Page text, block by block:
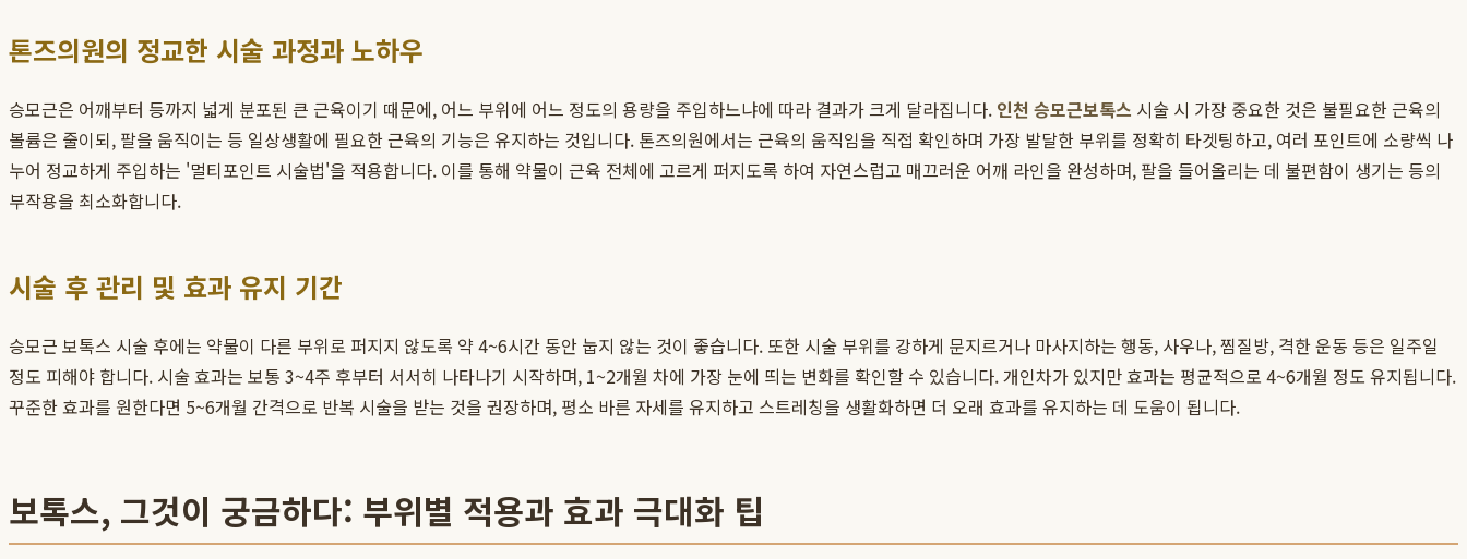
톤즈의원의 정교한 시술 과정과 노하우
승모근은 어깨부터 등까지 넓게 분포된 큰 근육이기 때문에, 어느 부위에 어느 정도의 용량을 주입하느냐에 따라 결과가 크게 달라집니다. 인천 승모근보톡스 시술 시 가장 중요한 것은 불필요한 근육의
볼륨은 줄이되, 팔을 움직이는 등 일상생활에 필요한 근육의 기능은 유지하는 것입니다. 톤즈의원에서는 근육의 움직임을 직접 확인하며 가장 발달한 부위를 정확히 타겟팅하고, 여러 포인트에 소량씩 나
누어 정교하게 주입하는 '멀티포인트 시술법'을 적용합니다. 이를 통해 약물이 근육 전체에 고르게 퍼지도록 하여 자연스럽고 매끄러운 어깨 라인을 완성하며, 팔을 들어올리는 데 불편함이 생기는 등의
부작용을 최소화합니다.
시술 후 관리 및 효과 유지 기간
승모근 보톡스 시술 후에는 약물이 다른 부위로 퍼지지 않도록 약 4~6시간 동안 눕지 않는 것이 좋습니다. 또한 시술 부위를 강하게 문지르거나 마사지하는 행동, 사우나, 찜질방, 격한 운동 등은 일주일
정도 피해야 합니다. 시술 효과는 보통 3~4주 후부터 서서히 나타나기 시작하며, 1~2개월 차에 가장 눈에 띄는 변화를 확인할 수 있습니다. 개인차가 있지만 효과는 평균적으로 4~6개월 정도 유지됩니다.
꾸준한 효과를 원한다면 5~6개월 간격으로 반복 시술을 받는 것을 권장하며, 평소 바른 자세를 유지하고 스트레칭을 생활화하면 더 오래 효과를 유지하는 데 도움이 됩니다.
보톡스, 그것이 궁금하다: 부위별 적용과 효과 극대화 팁